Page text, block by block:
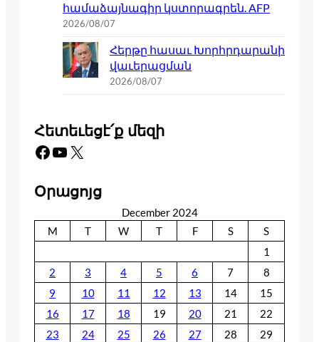
համաձայնագիր կստորագրեն. AFP
2026/08/07
Հերթը հասաւ Խորհրդարանի
վաւերացման
2026/08/07
Հետեւեցէ՛ք մեզի
Facebook YouTube X
Օրացոյց
December 2024
M
T W T F S
S
1
2
3 4 5 6 7
8
9
10 11 12 13 14
15
16
17 18 19 20 21
22
23
24 25 26 27 28
29